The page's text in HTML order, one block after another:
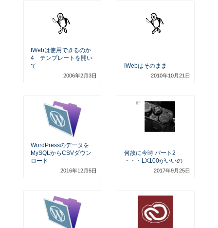
IWebは使用できるのか
4 テンプレートを開い
て
2006年2月3日
IWebはそのまま
2010年10月21日
WordPressのデータを
MySQLからCSVダウン
ロード
2016年12月5日
何故に今時 パート2
・・・LX100がいいの
2017年9月25日